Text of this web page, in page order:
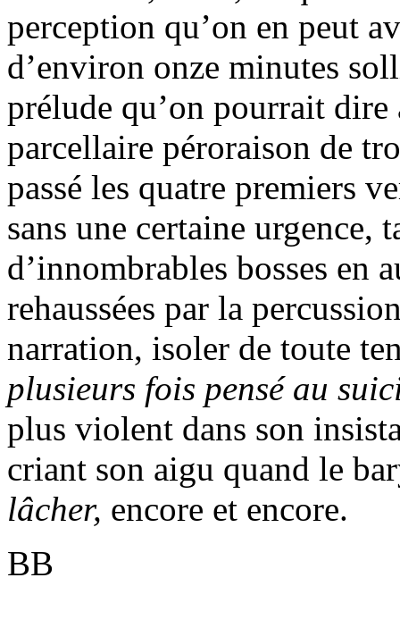
perception qu’on en peut
d’environ onze minutes
prélude qu’on pourrait dire
parcellaire péroraison de
passé les quatre premiers
sans une certaine urgence,
d’innombrables bosses en
rehaussées par la
narration, isoler de toute
plusieurs fois pensé au
plus violent dans son
criant son aigu quand le
lâcher, encore et encore.
BB